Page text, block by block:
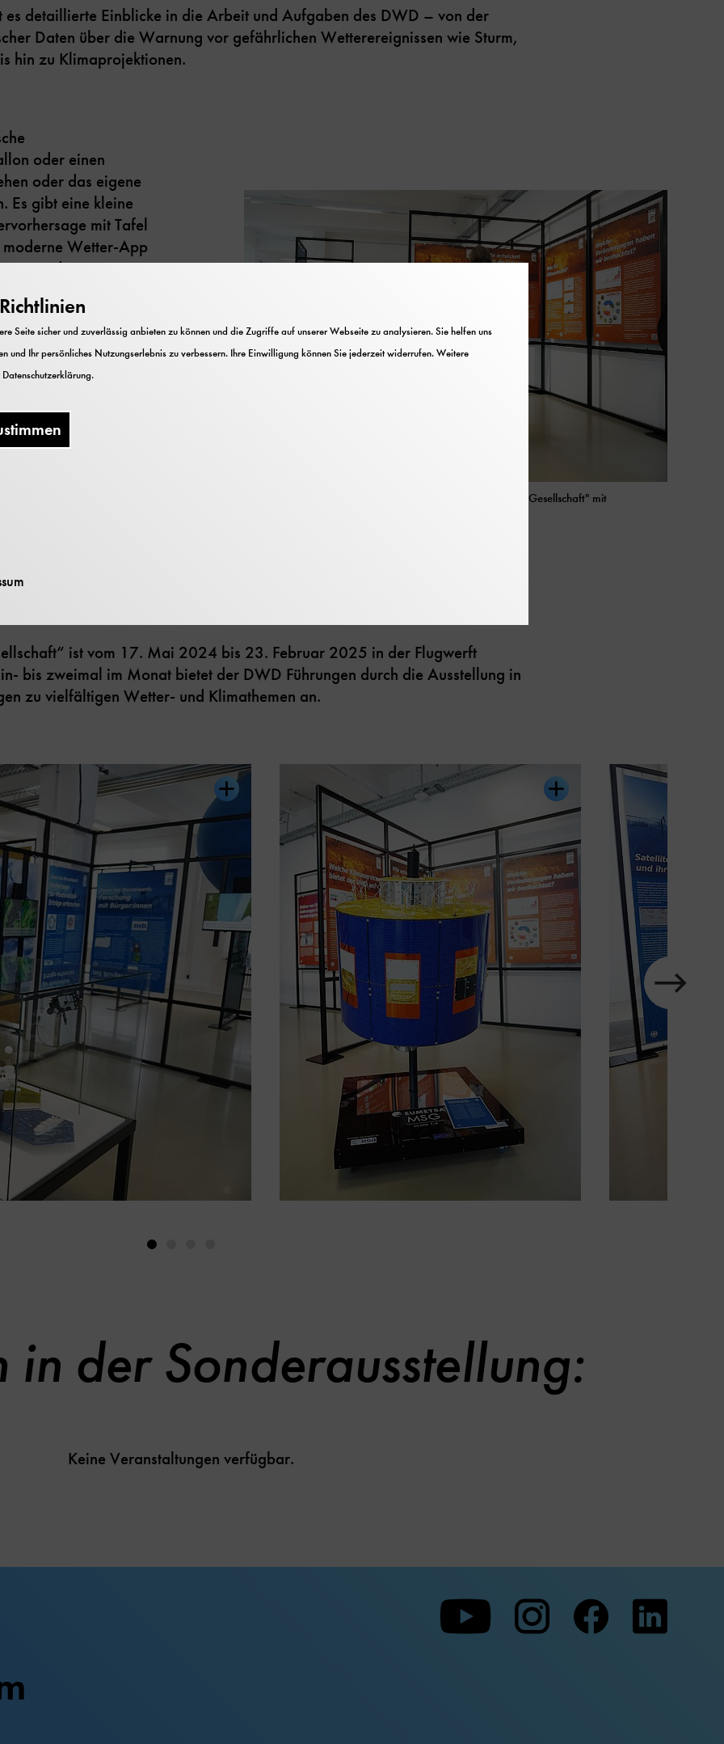
es detaillierte Einblicke in die Arbeit und Aufgaben des DWD – von der
Daten über die Warnung vor gefährlichen Wetterereignissen wie Sturm,
hin zu Klimaprojektionen.
Blick in die Sonderausstellung "DWD - Zwischen Natur und Gesellschaft" mit
oder einen
oder das eigene
Es gibt eine kleine
mit Tafel
Wetter-App
verändert.
und Klima
vor gefährlichen
und zahlreichen
Luftfahrt oder
und wie er den
erforscht oder
Ausstellung wurde
Exponaten
ist vom 17. Mai 2024 bis 23. Februar 2025 in der Flugwerft
bis zweimal im Monat bietet der DWD Führungen durch die Ausstellung in
zu vielfältigen Wetter- und Klimathemen an.
Zeige
nächstes
Element
im
Karussell
in der Sonderausstellung:
Keine Veranstaltungen verfügbar.
Zu
unserer
Zu
unserer
Zu
unserer
Seite sicher und zuverlässig anbieten zu können und die Zugriffe auf unserer Webseite zu analysieren. Sie helfen uns
und Ihr persönliches Nutzungserlebnis zu verbessern. Ihre Einwilligung können Sie jederzeit widerrufen. Weitere
Datenschutzerklärung.